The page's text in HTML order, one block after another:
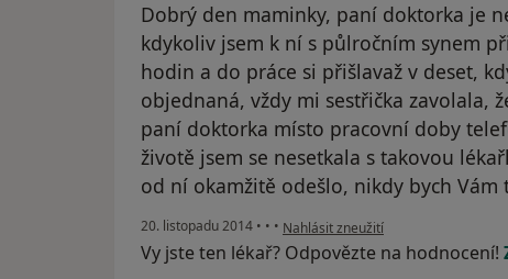
Dobrý den maminky, paní doktorka je
kdykoliv jsem k ní s půlročním synem
hodin a do práce si přišlavaž v deset,
objednaná, vždy mi sestřička zavolala,
paní doktorka místo pracovní doby
životě jsem se nesetkala s takovou
od ní okamžitě odešlo, nikdy bych
20. listopadu 2014 • • • podle názoru uživatele Váš účet byl
Nahlásit zneužití
Vy jste ten lékař? Odpovězte na hodnocení!